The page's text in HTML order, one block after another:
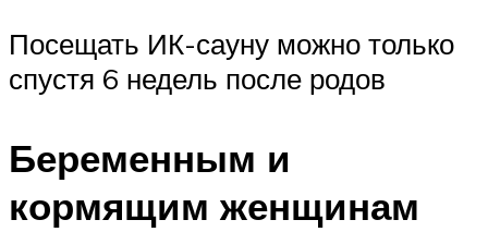
Посещать ИК-сауну можно только
спустя 6 недель после родов
Беременным и
кормящим женщинам